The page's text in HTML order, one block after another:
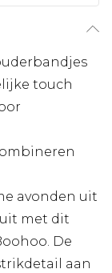
touch
avonden uit
met dit
De
aan